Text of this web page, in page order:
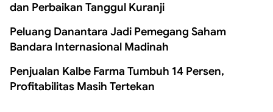
dan Perbaikan Tanggul Kuranji
Peluang Danantara Jadi Pemegang Saham
Bandara Internasional Madinah
Penjualan Kalbe Farma Tumbuh 14 Persen,
Profitabilitas Masih Tertekan